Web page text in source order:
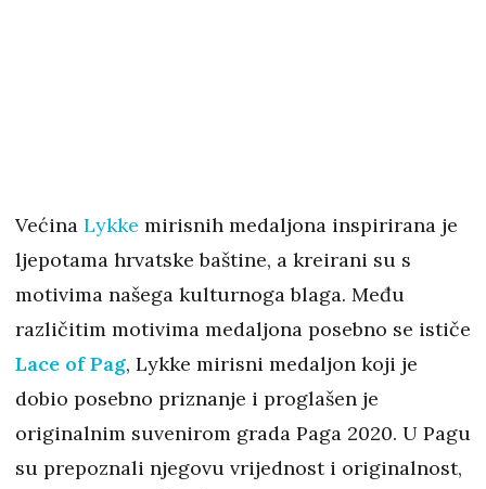
Većina Lykke mirisnih medaljona inspirirana je
ljepotama hrvatske baštine, a kreirani su s
motivima našega kulturnoga blaga. Među
različitim motivima medaljona posebno se ističe
Lace of Pag, Lykke mirisni medaljon koji je
dobio posebno priznanje i proglašen je
originalnim suvenirom grada Paga 2020. U Pagu
su prepoznali njegovu vrijednost i originalnost,